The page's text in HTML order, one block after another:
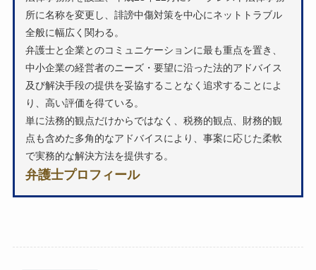
所に名称を変更し、誹謗中傷対策を中心にネットトラブル
全般に幅広く関わる。
弁護士と企業とのコミュニケーションに最も重点を置き、
中小企業の経営者のニーズ・要望に沿った法的アドバイス
及び解決手段の提供を妥協することなく追求することによ
り、高い評価を得ている。
単に法務的観点だけからではなく、税務的観点、財務的観
点も含めた多角的なアドバイスにより、事案に応じた柔軟
で実務的な解決方法を提供する。
弁護士プロフィール